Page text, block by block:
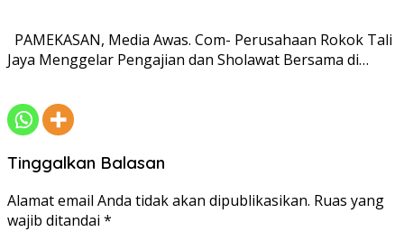
PAMEKASAN, Media Awas. Com- Perusahaan Rokok Tali
Jaya Menggelar Pengajian dan Sholawat Bersama di…
Tinggalkan Balasan
Alamat email Anda tidak akan dipublikasikan. Ruas yang
wajib ditandai *